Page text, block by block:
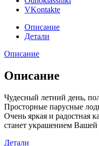
VKontakte
Описание
Детали
Описание
Описание
Чудесный летний день,
Просторные парусные
Очень яркая и радостная
станет украшением Вашей
Детали